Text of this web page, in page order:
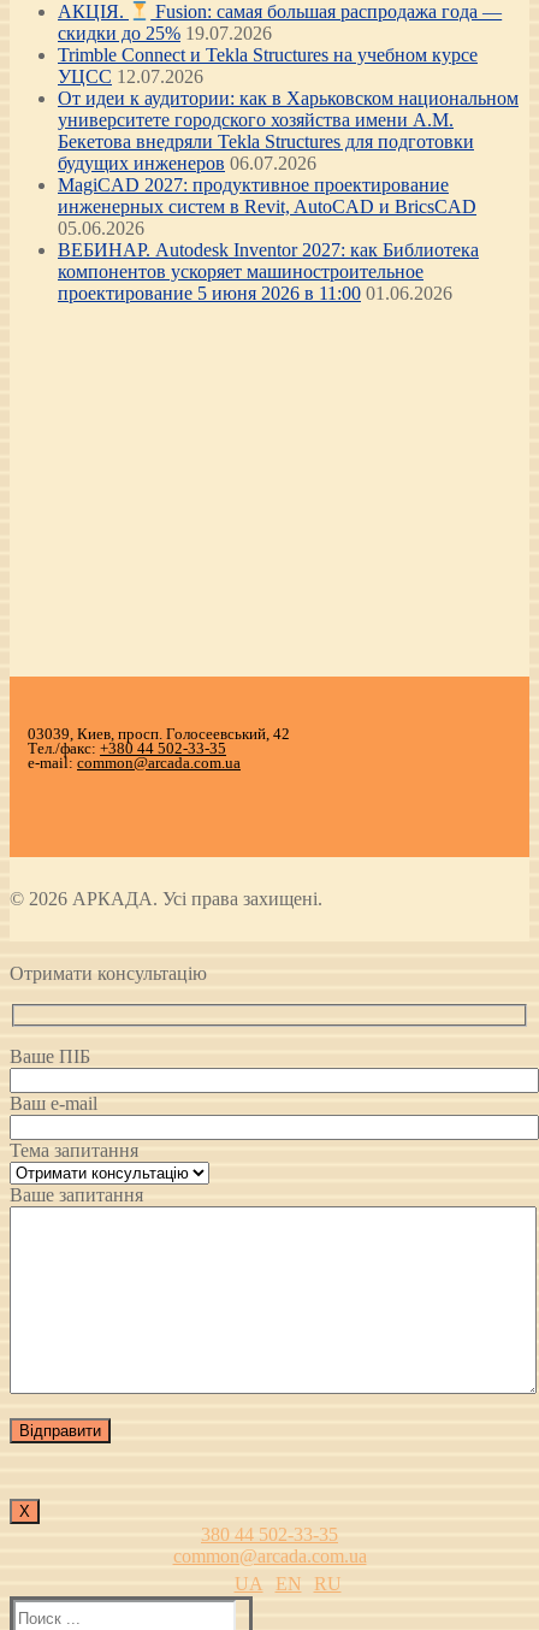
АКЦІЯ.
Fusion: самая большая распродажа года —
скидки до 25% 19.07.2026
Trimble Connect и Tekla Structures на учебном курсе
УЦСС 12.07.2026
От идеи к аудитории: как в Харьковском национальном
университете городского хозяйства имени А.М.
Бекетова внедряли Tekla Structures для подготовки
будущих инженеров 06.07.2026
MagiCAD 2027: продуктивное проектирование
инженерных систем в Revit, AutoCAD и BricsCAD
05.06.2026
ВЕБИНАР. Autodesk Inventor 2027: как Библиотека
компонентов ускоряет машиностроительное
проектирование 5 июня 2026 в 11:00 01.06.2026
03039, Киев, просп. Голосеевський, 42
Тел./факс: +380 44 502-33-35
e-mail: common@arcada.com.ua
© 2026 АРКАДА. Усі права захищені.
Отримати консультацію
Ваше ПІБ
Ваш e-mail
Тема запитання
Ваше запитання
Х
380 44 502-33-35
common@arcada.com.ua
UA
EN
RU
Найти: